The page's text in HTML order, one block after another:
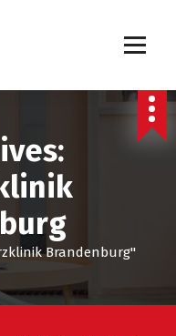
Brandenburg"